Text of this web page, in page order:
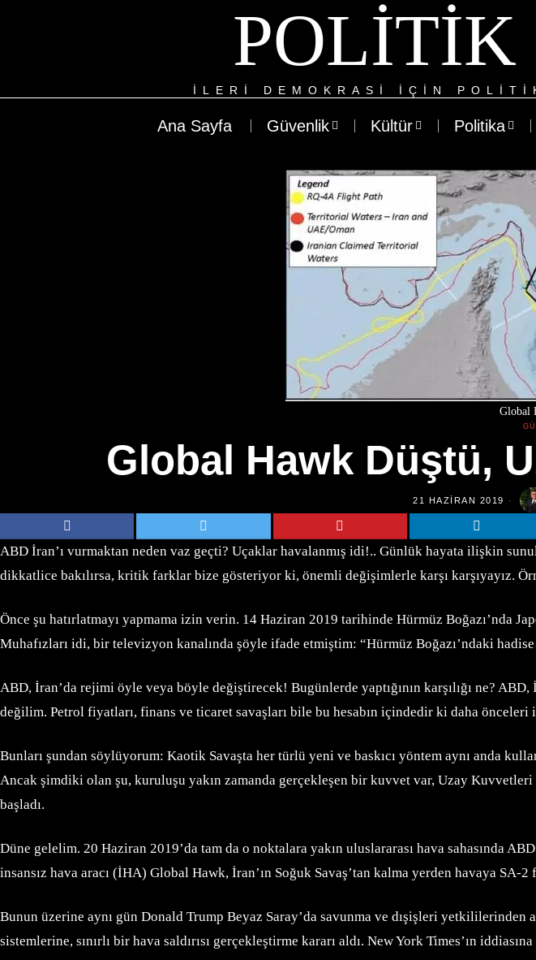
POLITIK
ILERI DEMOKRASI IÇIN
Ana Sayfa Güvenlik Kültür Politika
Global
Global Hawk Düştü,
21 HAZIRAN 2019
ABD İran’ı vurmaktan neden vaz geçti? Uçaklar havalanmış idi!.. Günlük hayata ilişkin
dikkatlice bakılırsa, kritik farklar bize gösteriyor ki, önemli değişimlerle karşı karşıyayız.
Önce şu hatırlatmayı yapmama izin verin. 14 Haziran 2019 tarihinde Hürmüz Boğazı’nda
Muhafızları idi, bir televizyon kanalında şöyle ifade etmiştim: “Hürmüz Boğazı’ndaki
ABD, İran’da rejimi öyle veya böyle değiştirecek! Bugünlerde yaptığının karşılığı ne?
değilim. Petrol fiyatları, finans ve ticaret savaşları bile bu hesabın içindedir ki daha önceleri
Bunları şundan söylüyorum: Kaotik Savaşta her türlü yeni ve baskıcı yöntem aynı anda
Ancak şimdiki olan şu, kuruluşu yakın zamanda gerçekleşen bir kuvvet var, Uzay
başladı.
Düne gelelim. 20 Haziran 2019’da tam da o noktalara yakın uluslararası hava sahasında
insansız hava aracı (İHA) Global Hawk, İran’ın Soğuk Savaş’tan kalma yerden havaya SA-
Bunun üzerine aynı gün Donald Trump Beyaz Saray’da savunma ve dışişleri
sistemlerine, sınırlı bir hava saldırısı gerçekleştirme kararı aldı. New York Times’ın